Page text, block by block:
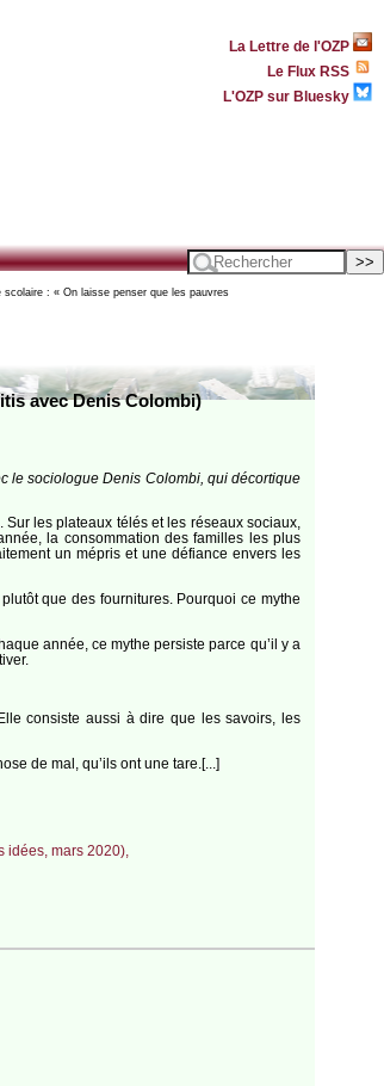
La Lettre de l'OZP
Le Flux RSS
L'OZP sur Bluesky
: « On laisse penser que les pauvres
avec Denis Colombi)
le sociologue Denis Colombi, qui décortique
les plateaux télés et les réseaux sociaux,
la consommation des familles les plus
un mépris et une défiance envers les
que des fournitures. Pourquoi ce mythe
année, ce mythe persiste parce qu’il y a
consiste aussi à dire que les savoirs, les
de mal, qu’ils ont une tare.[...]
idées, mars 2020),